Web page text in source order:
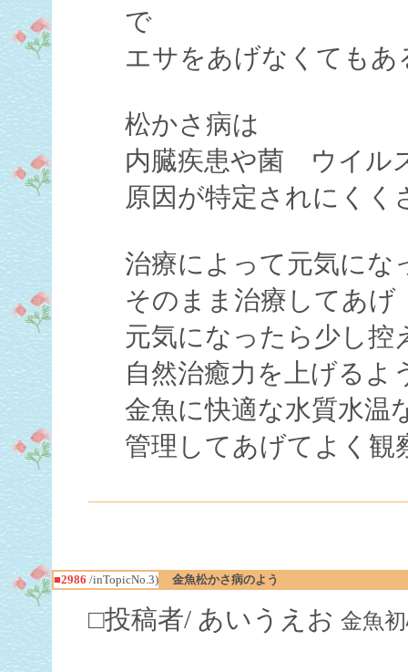
で
エサをあげなくても
松かさ病は
内臓疾患や菌 ウイル
原因が特定されにく
治療によって元気にな
そのまま治療してあげ
元気になったら少し控
自然治癒力を上げるよ
金魚に快適な水質水温
管理してあげてよく観
■2986 /inTopicNo.3) 金魚松かさ病のよう
□投稿者/ あいうえお 金魚